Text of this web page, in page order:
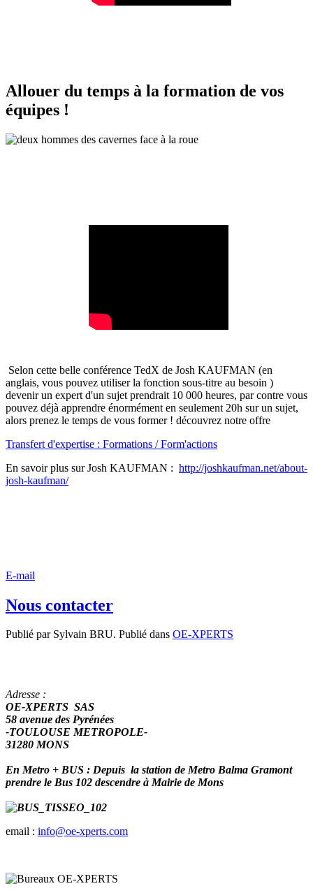
Allouer du temps à la formation de vos
équipes !
Selon cette belle conférence TedX de Josh KAUFMAN (en
anglais, vous pouvez utiliser la fonction sous-titre au besoin )
devenir un expert d'un sujet prendrait 10 000 heures, par contre vous
pouvez déjà apprendre énormément en seulement 20h sur un sujet,
alors prenez le temps de vous former ! découvrez notre offre
Transfert d'expertise : Formations / Form'actions
En savoir plus sur Josh KAUFMAN : http://joshkaufman.net/about-
josh-kaufman/
E-mail
Nous contacter
Publié par Sylvain BRU. Publié dans OE-XPERTS
Adresse :
OE-XPERTS SAS
58 avenue des Pyrénées
-TOULOUSE METROPOLE-
31280 MONS
En Metro + BUS : Depuis la station de Metro Balma Gramont
prendre le Bus 102 descendre à Mairie de Mons
email : info@oe-xperts.com